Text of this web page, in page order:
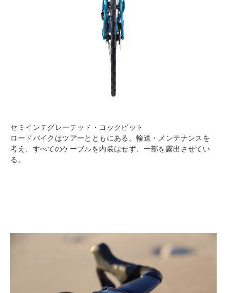
セミインテグレーテッド・コックピット
ロードバイクはツアーとともにある。輸送・メンテナンスを
考え、すべてのケーブルを内装はせず、一部を露出させてい
る。